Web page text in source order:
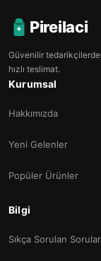
Pireilaci
Güvenilir
hızlı teslimat.
Kurumsal
Hakkımızda
Yeni Gelenler
Popüler Ürünler
Bilgi
Sıkça Sorulan Sorular